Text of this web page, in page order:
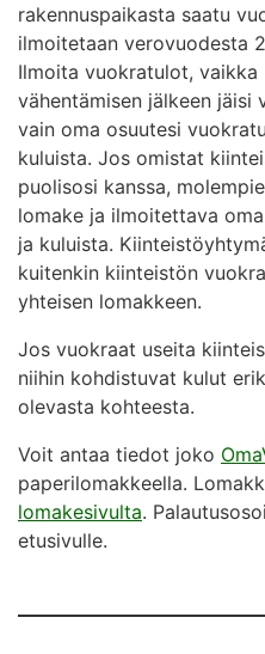
rakennuspaikasta saatu
ilmoitetaan verovuodesta
Ilmoita vuokratulot, vaikka
vähentämisen jälkeen
vain oma osuutesi
kuluista. Jos omistat
puolisosi kanssa,
lomake ja ilmoitettava
ja kuluista.
kuitenkin kiinteistön
yhteisen lomakkeen.
Jos vuokraat useita
niihin kohdistuvat kulut
olevasta kohteesta.
Voit antaa tiedot joko
paperilomakkeella.
lomakesivulta.
etusivulle.